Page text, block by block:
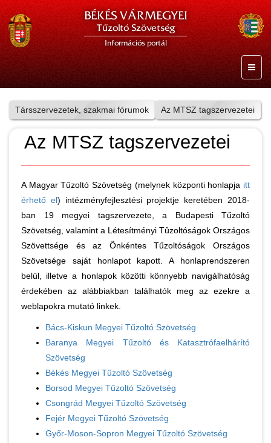
BÉKÉS VÁRMEGYEI
Tűzoltó Szövetség
Információs portál
Társszervezetek, szakmai fórumok Az MTSZ tagszervezetei
Az MTSZ tagszervezetei
A Magyar Tűzoltó Szövetség (melynek központi honlapja itt
érhető el) intézményfejlesztési projektje keretében 2018-
ban 19 megyei tagszervezete, a Budapesti Tűzoltó
Szövetség, valamint a Létesítményi Tûzoltóságok Országos
Szövettsége és az Önkéntes Tűzoltóságok Országos
Szövetsége saját honlapot kapott. A honlaprendszeren
belül, illetve a honlapok közötti könnyebb navigálhatóság
érdekében az alábbiakban találhatók meg az ezekre a
weblapokra mutató linkek.
Bács-Kiskun Megyei Tűzoltó Szövetség
Baranya Megyei Tűzoltó és Katasztrófaelhárító
Szövetség
Békés Megyei Tűzoltó Szövetség
Borsod Megyei Tűzoltó Szövetség
Csongrád Megyei Tűzoltó Szövetség
Fejér Megyei Tűzoltó Szövetség
Győr-Moson-Sopron Megyei Tűzoltó Szövetség